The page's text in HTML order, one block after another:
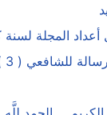
المجلة لسنة
للشافعي ( 3 )